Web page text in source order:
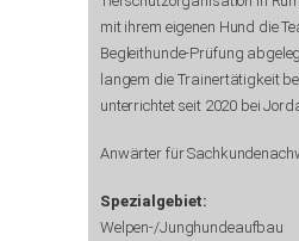
mit ihrem eigenen Hund die
Begleithunde-Prüfung
langem die Trainertätigkeit
unterrichtet seit 2020 bei
Anwärter für
Spezialgebiet:
Welpen-/Junghundeaufbau